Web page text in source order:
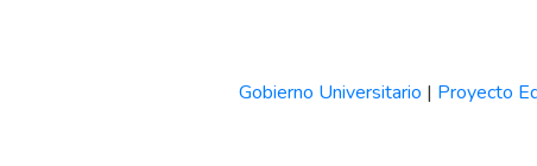
Gobierno Universitario | Proyecto